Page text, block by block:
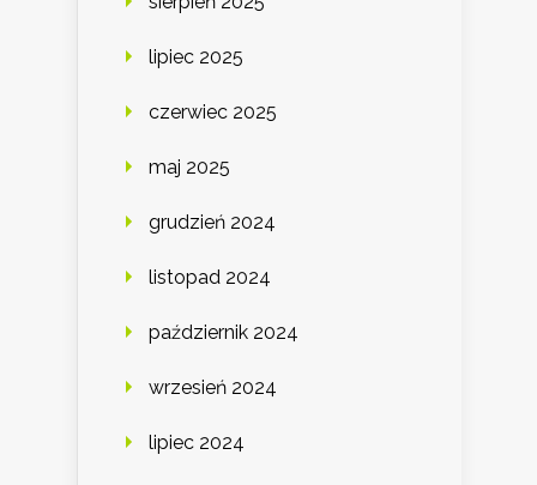
lipiec 2025
czerwiec 2025
maj 2025
grudzień 2024
listopad 2024
październik 2024
wrzesień 2024
lipiec 2024